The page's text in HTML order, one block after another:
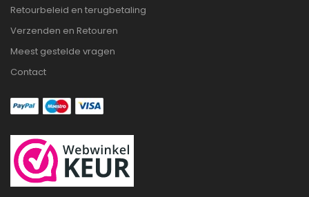
Retourbeleid en terugbetaling
Verzenden en Retouren
Meest gestelde vragen
Contact